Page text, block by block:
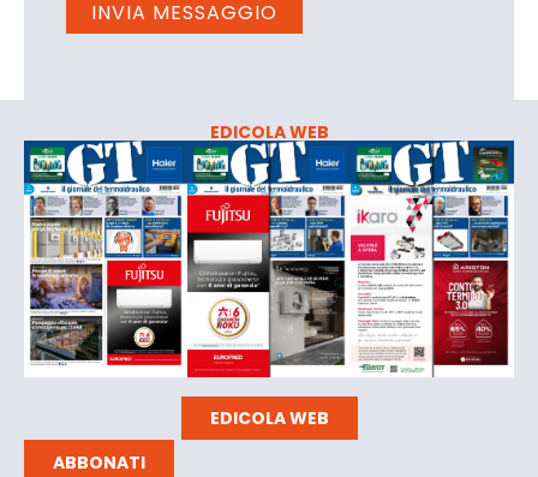
EDICOLA WEB
EDICOLA WEB
ABBONATI